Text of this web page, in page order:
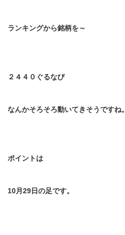
ランキングから銘柄を～
２４４０ぐるなび
なんかそろそろ動いてきそうですね。
ポイントは
10月 29日の足です。